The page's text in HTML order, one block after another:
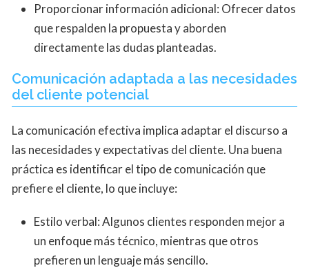
Proporcionar información adicional: Ofrecer datos
que respalden la propuesta y aborden
directamente las dudas planteadas.
Comunicación adaptada a las necesidades
del cliente potencial
La comunicación efectiva implica adaptar el discurso a
las necesidades y expectativas del cliente. Una buena
práctica es identificar el tipo de comunicación que
prefiere el cliente, lo que incluye:
Estilo verbal: Algunos clientes responden mejor a
un enfoque más técnico, mientras que otros
prefieren un lenguaje más sencillo.